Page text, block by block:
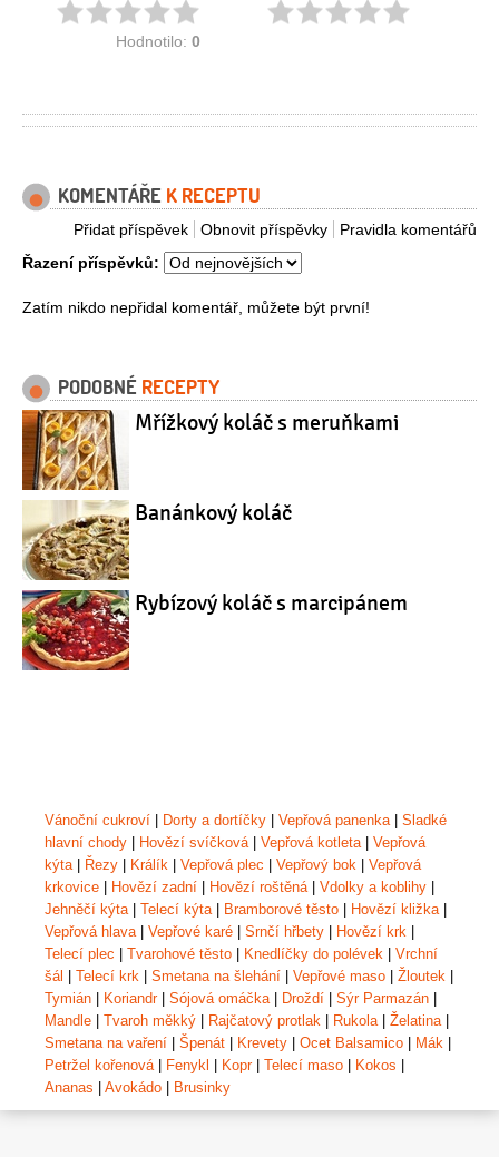
Hodnotilo: 0
KOMENTÁŘE K RECEPTU
Pravidla komentářů
Obnovit příspěvky
Přidat příspěvek
Řazení příspěvků:
Zatím nikdo nepřidal komentář, můžete být první!
PODOBNÉ RECEPTY
Mřížkový koláč s meruňkami
Banánkový koláč
Rybízový koláč s marcipánem
Vánoční cukroví Dorty a dortíčky Vepřová panenka| Sladké
hlavní chody
Hovězí svíčková| Vepřová kotleta| Vepřová
kýta| Řezy Králík Vepřová plec Vepřový bok
Vepřová
krkovice
Hovězí zadní Hovězí roštěná| Vdolky a koblihy
Jehněčí kýta| Telecí kýta| Bramborové těsto Hovězí kližka|
Vepřová hlava| Vepřové karé Srnčí hřbety Hovězí krk
Telecí plec
Tvarohové těsto Knedlíčky do polévek
Vrchní
šál
Telecí krk Smetana na šlehání Vepřové maso Žloutek
Tymián
Koriandr| Sójová omáčka| Droždí Sýr Parmazán
Mandle
Tvaroh měkký Rajčatový protlak Rukola| Želatina|
Smetana na vaření
Špenát Krevety Ocet Balsamico Mák
Petržel kořenová| Fenykl Kopr| Telecí maso Kokos
Ananas
Avokádo Brusinky